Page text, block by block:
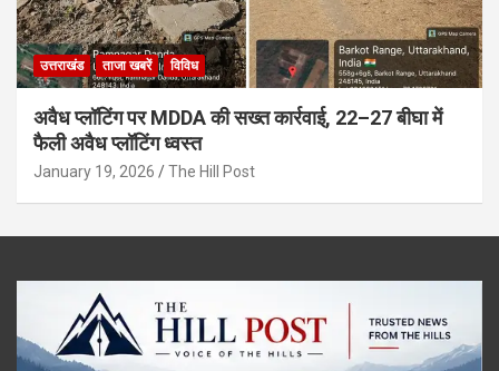
उत्तराखंड ताजा खबरें विविध
अवैध प्लॉटिंग पर MDDA की सख्त कार्रवाई, 22–27 बीघा में
फैली अवैध प्लॉटिंग ध्वस्त
January 19, 2026 The Hill Post